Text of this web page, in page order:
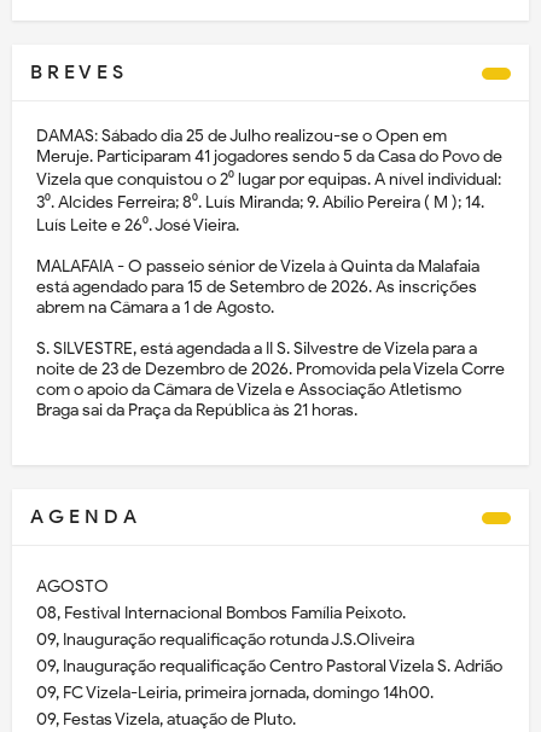
B R E V E S
DAMAS: Sábado dia 25 de Julho realizou-se o Open em
Meruje. Participaram 41 jogadores sendo 5 da Casa do Povo de
Vizela que conquistou o 2⁰ lugar por equipas. A nível individual:
3⁰. Alcides Ferreira; 8⁰. Luís Miranda; 9. Abílio Pereira ( M ); 14.
Luís Leite e 26⁰. José Vieira.
MALAFAIA - O passeio sénior de Vizela à Quinta da Malafaia
está agendado para 15 de Setembro de 2026. As inscrições
abrem na Câmara a 1 de Agosto.
S. SILVESTRE, está agendada a II S. Silvestre de Vizela para a
noite de 23 de Dezembro de 2026. Promovida pela Vizela Corre
com o apoio da Câmara de Vizela e Associação Atletismo
Braga sai da Praça da República às 21 horas.
A G E N D A
AGOSTO
08, Festival Internacional Bombos Família Peixoto.
09, Inauguração requalificação rotunda J.S.Oliveira
09, Inauguração requalificação Centro Pastoral Vizela S. Adrião
09, FC Vizela-Leiria, primeira jornada, domingo 14h00.
09, Festas Vizela, atuação de Pluto.